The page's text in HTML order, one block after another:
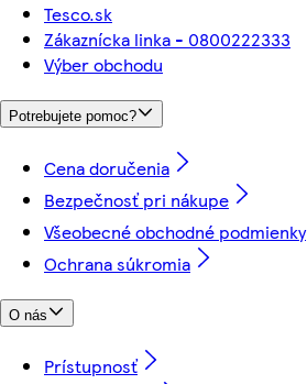
Tesco.sk
Zákaznícka linka - 0800222333
Výber obchodu
Potrebujete pomoc?
Cena doručenia
Bezpečnosť pri nákupe
Všeobecné obchodné podmienky
Ochrana súkromia
O nás
Prístupnosť